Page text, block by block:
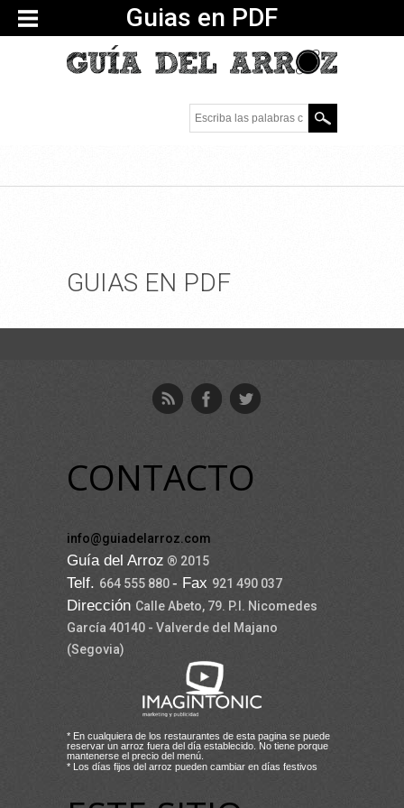
Guias en PDF
Escriba las palabras
clave.
GUIAS EN PDF
CONTACTO
info@guiadelarroz.com
Guía del Arroz ® 2015
Telf. 664 555 880- Fax 921 490 037
Dirección Calle Abeto, 79. P.I. Nicomedes
García 40140 - Valverde del Majano
(Segovia)
* En cualquiera de los restaurantes de esta pagina se puede
reservar un arroz fuera del día establecido. No tiene porque
mantenerse el precio del menú.
* Los días fijos del arroz pueden cambiar en días festivos